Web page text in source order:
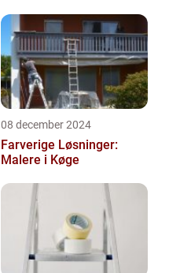
08 december 2024
Farverige Løsninger:
Malere i Køge